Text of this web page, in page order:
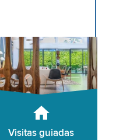
Visitas guiadas